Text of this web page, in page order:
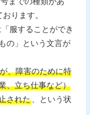
ります。
服することができ
の」という文言が
、障害のために特
、立ち仕事など）
された
、という状